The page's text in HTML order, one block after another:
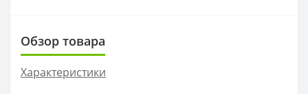
Обзор товара
Характеристики